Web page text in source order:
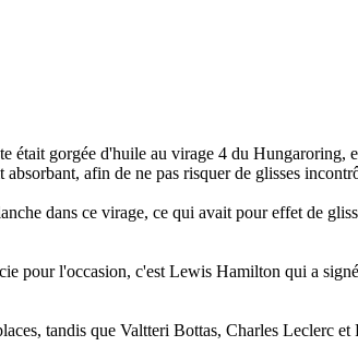
était gorgée d'huile au virage 4 du Hungaroring,
afin de ne pas risquer de glisses
dans ce virage, ce qui avait pour effet de
pour l'occasion, c'est Lewis Hamilton qui a
tandis que Valtteri Bottas, Charles Leclerc et